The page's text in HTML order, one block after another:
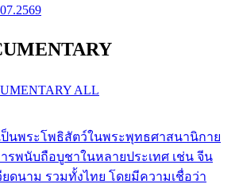
ALL
ป็นพระโพธิสัตว์ในพระพุทธศาสนานิกาย
รพนับถือบูชาในหลายประเทศ เช่น จีน
ดนาม รวมทั้งไทย โดยมีความเชื่อว่า